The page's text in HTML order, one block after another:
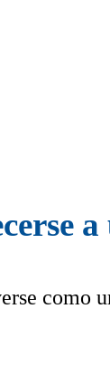
como